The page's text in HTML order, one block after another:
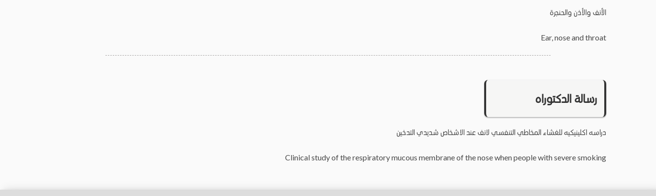
الأنف والأذن والحنجرة
Ear, nose and throat
رسالة الدكتوراه
دراسه اكلينيكيه للغشاء المخاطي التنفسي لانف عند الاشخاص شديدي التدخين
Clinical study of the respiratory mucous membrane of the nose when people with severe smoking